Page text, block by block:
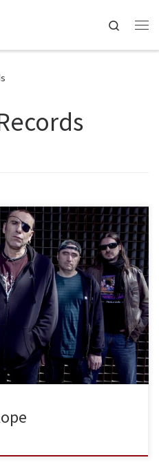
Search
puta madre hecho. El diseño
recuerda Vito
nos despedimos. “Han
Se refiere al equipo de Rock
la edición de […]